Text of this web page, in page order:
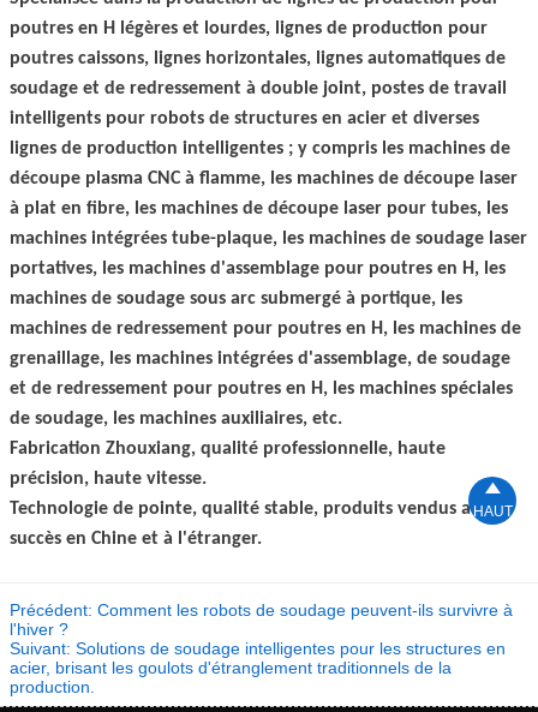
poutres en H légères et lourdes, lignes de production pour
poutres caissons, lignes horizontales, lignes automatiques de
soudage et de redressement à double joint, postes de travail
intelligents pour robots de structures en acier et diverses
lignes de production intelligentes ; y compris les machines de
découpe plasma CNC à flamme, les machines de découpe laser
à plat en fibre, les machines de découpe laser pour tubes, les
machines intégrées tube-plaque, les machines de soudage laser
portatives, les machines d'assemblage pour poutres en H, les
machines de soudage sous arc submergé à portique, les
machines de redressement pour poutres en H, les machines de
grenaillage, les machines intégrées d'assemblage, de soudage
et de redressement pour poutres en H, les machines spéciales
de soudage, les machines auxiliaires, etc.
Fabrication Zhouxiang, qualité professionnelle, haute
précision, haute vitesse.
Technologie de pointe, qualité stable, produits vendus avec
succès en Chine et à l'étranger.
Précédent: Comment les robots de soudage peuvent-ils survivre à
l'hiver ?
Suivant: Solutions de soudage intelligentes pour les structures en
acier, brisant les goulots d'étranglement traditionnels de la
production.

HAUT